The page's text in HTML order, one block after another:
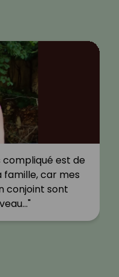
compliqué est de
famille, car mes
conjoint sont